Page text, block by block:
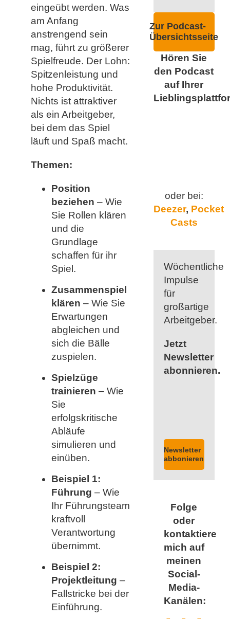
eingeübt werden. Was
am Anfang
anstrengend sein
mag, führt zu größerer
Spielfreude. Der Lohn:
Spitzenleistung und
hohe Produktivität.
Nichts ist attraktiver
als ein Arbeitgeber,
bei dem das Spiel
läuft und Spaß macht.
Themen:
Position
beziehen – Wie
Sie Rollen klären
und die
Grundlage
schaffen für ihr
Spiel.
Zusammenspiel
klären – Wie Sie
Erwartungen
abgleichen und
sich die Bälle
zuspielen.
Spielzüge
trainieren – Wie
Sie
erfolgskritische
Abläufe
simulieren und
einüben.
Beispiel 1:
Führung – Wie
Ihr Führungsteam
kraftvoll
Verantwortung
übernimmt.
Beispiel 2:
Projektleitung –
Fallstricke bei der
Einführung.
Zur Podcast-
Übersichtsseite
Hören Sie
den Podcast
auf Ihrer
oder bei:
Deezer, Pocket
Casts
Wöchentliche
Impulse
für
großartige
Arbeitgeber.
Jetzt
Newsletter
abonnieren.
Newsletter
abbonieren
Folge
oder
kontaktiere
mich auf
meinen
Social-
Media-
Kanälen: